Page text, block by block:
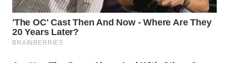
WN
BALI
WN